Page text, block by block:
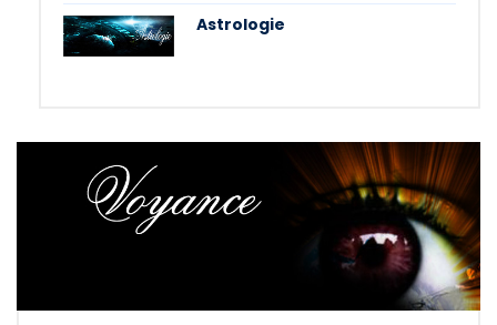
Astrologie